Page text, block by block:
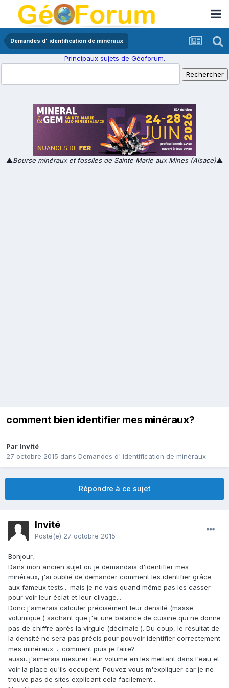
Demandes d' identification de minéraux
Principaux sujets de Géoforum.
▲Bourse minéraux et fossiles de Sainte Marie aux Mines (Alsace)▲
comment bien identifier mes minéraux?
Par Invité
27 octobre 2015 dans Demandes d' identification de minéraux
Répondre à ce sujet
Invité
Posté(e) 27 octobre 2015
Bonjour,
Dans mon ancien sujet ou je demandais d'identifier mes
minéraux, j'ai oublié de demander comment les identifier grâce
aux fameux tests... mais je ne vais quand même pas les casser
pour voir leur éclat et leur clivage...
Donc j'aimerais calculer précisément leur densité (masse
volumique ) sachant que j'ai une balance de cuisine qui ne donne
pas de chiffre après la virgule (décimale ). Du coup, le résultat de
la densité ne sera pas précis pour pouvoir identifier correctement
mes minéraux. .. comment puis je faire?
aussi, j'aimerais mesurer leur volume en les mettant dans l'eau et
voir la place qu'ils occupent. Pouvez vous m'expliquer car je ne
trouve pas de sites explicant cela facilement...